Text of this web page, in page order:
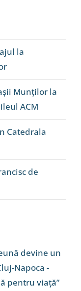
la
Munților la
ACM
Catedrala
de
devine un
Napoca -
pentru viață”